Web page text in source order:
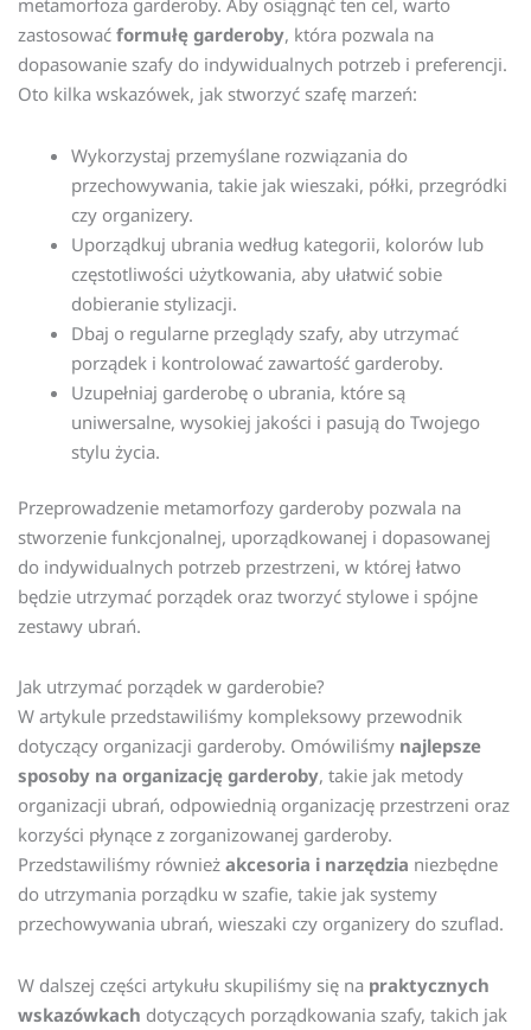
metamorfoza garderoby. Aby osiągnąć ten cel, warto
zastosować formułę garderoby, która pozwala na
dopasowanie szafy do indywidualnych potrzeb i preferencji.
Oto kilka wskazówek, jak stworzyć szafę marzeń:
Wykorzystaj przemyślane rozwiązania do
przechowywania, takie jak wieszaki, półki, przegródki
czy organizery.
Uporządkuj ubrania według kategorii, kolorów lub
częstotliwości użytkowania, aby ułatwić sobie
dobieranie stylizacji.
Dbaj o regularne przeglądy szafy, aby utrzymać
porządek i kontrolować zawartość garderoby.
Uzupełniaj garderobę o ubrania, które są
uniwersalne, wysokiej jakości i pasują do Twojego
stylu życia.
Przeprowadzenie metamorfozy garderoby pozwala na
stworzenie funkcjonalnej, uporządkowanej i dopasowanej
do indywidualnych potrzeb przestrzeni, w której łatwo
będzie utrzymać porządek oraz tworzyć stylowe i spójne
zestawy ubrań.
Jak utrzymać porządek w garderobie?
W artykule przedstawiliśmy kompleksowy przewodnik
dotyczący organizacji garderoby. Omówiliśmy najlepsze
sposoby na organizację garderoby, takie jak metody
organizacji ubrań, odpowiednią organizację przestrzeni oraz
korzyści płynące z zorganizowanej garderoby.
Przedstawiliśmy również akcesoria i narzędzia niezbędne
do utrzymania porządku w szafie, takie jak systemy
przechowywania ubrań, wieszaki czy organizery do szuflad.
W dalszej części artykułu skupiliśmy się na praktycznych
wskazówkach dotyczących porządkowania szafy, takich jak